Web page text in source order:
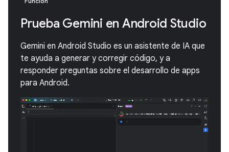
Prueba Gemini en Android Studio
Gemini en Android Studio es un asistente de IA que
te ayuda a generar y corregir código, y a
responder preguntas sobre el desarrollo de apps
para Android.